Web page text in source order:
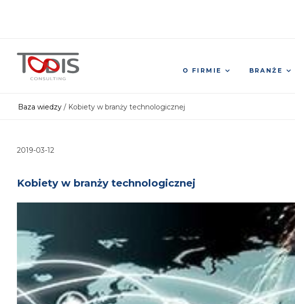
O FIRMIE BRANŻE
Baza wiedzy / Kobiety w branży technologicznej
2019-03-12
Kobiety w branży technologicznej